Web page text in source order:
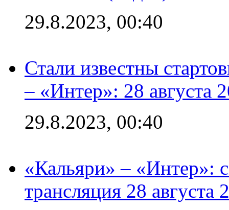
29.8.2023, 00:40
Стали известны
– «Интер»: 28 августа
29.8.2023, 00:40
«Кальяри» – «Интер»:
трансляция 28 августа